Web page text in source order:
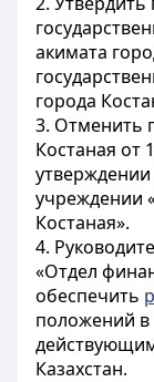
акимата
города
3. Отменить
Костаная от
учреждении
Костаная».
4.
«Отдел
обеспечить
положений в
Казахстан.